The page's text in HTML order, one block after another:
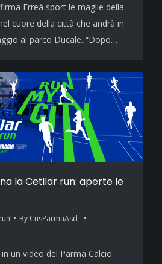
Erreà sport le maglie della
cuore della città che andrà in
al parco Ducale. “Dopo…
la Cetilar run: aperte le
By CusParmaAsd_
un video del Parma Calcio